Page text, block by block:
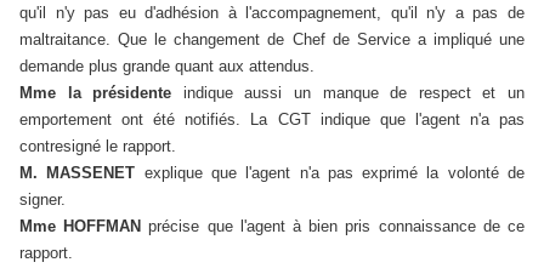
qu'il n'y pas eu d'adhésion à l'accompagnement, qu'il n'y a pas de
maltraitance. Que le changement de Chef de Service a impliqué une
demande plus grande quant aux attendus.
Mme la présidente indique aussi un manque de respect et un
emportement ont été notifiés. La CGT indique que l'agent n'a pas
contresigné le rapport.
M. MASSENET explique que l'agent n'a pas exprimé la volonté de
signer.
Mme HOFFMAN précise que l'agent à bien pris connaissance de ce
rapport.